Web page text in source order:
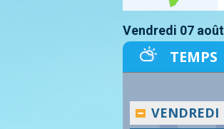
Vendredi 07 août
TEMPS
VENDREDI